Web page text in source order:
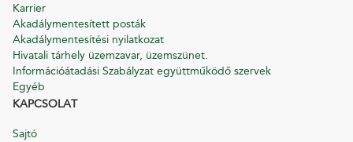
Karrier
Akadálymentesített posták
Akadálymentesítési nyilatkozat
Hivatali tárhely üzemzavar, üzemszünet.
Információátadási Szabályzat együttműködő szervek
Egyéb
KAPCSOLAT
Sajtó